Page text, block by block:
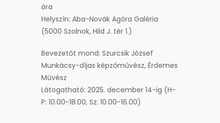
óra
Helyszín: Aba-Novák Agóra Galéria
(5000 Szolnok, Hild J. tér 1.)
Bevezetőt mond: Szurcsik József
Munkácsy-díjas képzőművész, Érdemes
Művész
Látogatható: 2025. december 14-ig (H-
P: 10.00-18.00, Sz: 10.00-16.00)